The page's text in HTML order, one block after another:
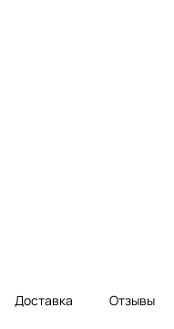
Доставка Отзывы